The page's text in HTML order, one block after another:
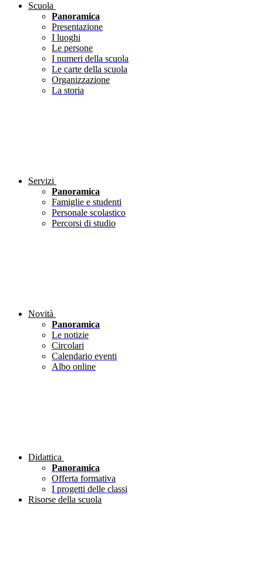
Scuola
Panoramica
Presentazione
I luoghi
Le persone
I numeri della scuola
Le carte della scuola
Organizzazione
La storia
Servizi
Panoramica
Famiglie e studenti
Personale scolastico
Percorsi di studio
Novità
Panoramica
Le notizie
Circolari
Calendario eventi
Albo online
Didattica
Panoramica
Offerta formativa
I progetti delle classi
Risorse della scuola